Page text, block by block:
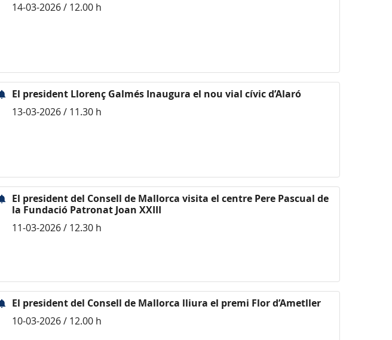
14-03-2026 / 12.00 h
El president Llorenç Galmés Inaugura el nou vial cívic d’Alaró
13-03-2026 / 11.30 h
El president del Consell de Mallorca visita el centre Pere Pascual de
la Fundació Patronat Joan XXIII
11-03-2026 / 12.30 h
El president del Consell de Mallorca lliura el premi Flor d’Ametller
10-03-2026 / 12.00 h